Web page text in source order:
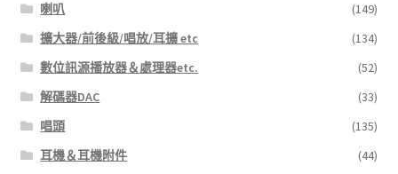
喇叭
(149)
擴大器/前後級/唱放/耳擴 etc
(134)
數位訊源播放器＆處理器etc.
(52)
解碼器DAC
(33)
唱頭
(135)
耳機＆耳機附件
(44)